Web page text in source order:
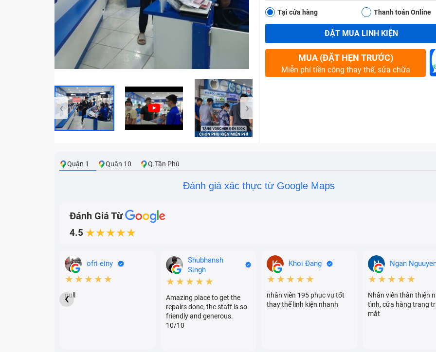
Bảo Hành One
‹ ›
Tại cửa hàng Thanh toán Online
ĐẶT MUA LINH KIỆN
MUA (ĐẶT HẸN TRƯỚC)
Miễn phí tiền công thay thế, sửa chữa
Quận 1 Quận 10 Q.Tân Phú
Đánh giá xác thực từ Google Maps
Đánh Giá Từ
4.5 ★★★★★
ofri einy
★★★★★
null
Shubhansh
Singh
★★★★★
Amazing place to get the
repairs done, the staff is so
friendly and generous.
10/10
Khoi Đang
★★★★★
nhân viên 195 phục vụ tốt
thay thế linh kiện nhanh
Ngan
★★★★★
Nhân viên thân thiện
tình, cửa hàng trang
mắt
‹